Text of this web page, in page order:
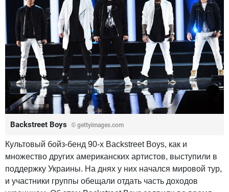
Backstreet Boys © gettyimages.com
Культовый бойз-бенд 90-х Backstreet Boys, как и
множество других американских артистов, выступили в
поддержку Украины. На днях у них начался мировой тур,
и участники группы обещали отдать часть доходов